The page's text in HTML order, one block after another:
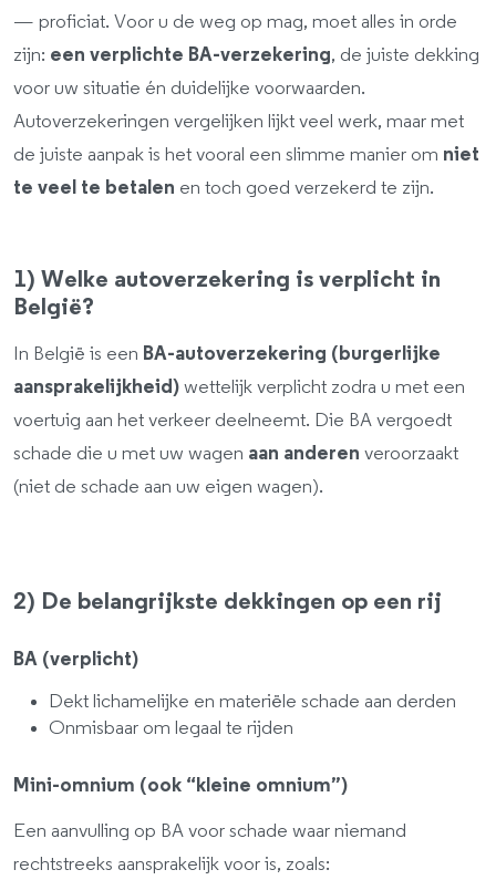
— proficiat. Voor u de weg op mag, moet alles in orde
zijn: een verplichte BA-verzekering, de juiste dekking
voor uw situatie én duidelijke voorwaarden.
Autoverzekeringen vergelijken lijkt veel werk, maar met
de juiste aanpak is het vooral een slimme manier om niet
te veel te betalen en toch goed verzekerd te zijn.
1) Welke autoverzekering is verplicht in
België?
In België is een BA-autoverzekering (burgerlijke
aansprakelijkheid) wettelijk verplicht zodra u met een
voertuig aan het verkeer deelneemt. Die BA vergoedt
schade die u met uw wagen aan anderen veroorzaakt
(niet de schade aan uw eigen wagen).
2) De belangrijkste dekkingen op een rij
BA (verplicht)
Dekt lichamelijke en materiële schade aan derden
Onmisbaar om legaal te rijden
Mini-omnium (ook “kleine omnium”)
Een aanvulling op BA voor schade waar niemand
rechtstreeks aansprakelijk voor is, zoals: